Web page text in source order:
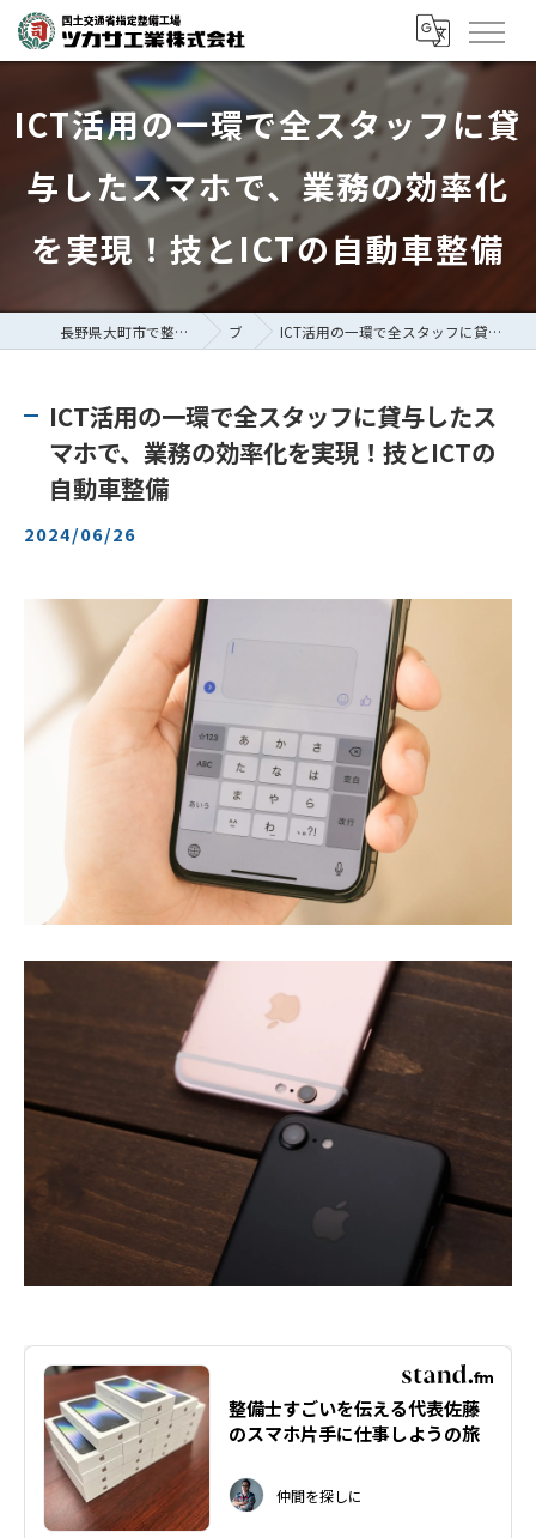
ICT活用の一環で全スタッフに貸
与したスマホで、業務の効率化
を実現！技とICTの自動車整備
長野県大町市で整備士の求人ならツカサ工業株式会社 ブログ ICT活用の一環で全スタッフに貸与したスマホで、業務の効率化を実現！技とICTの自動車整備
ICT活用の一環で全スタッフに貸与したス
マホで、業務の効率化を実現！技とICTの
自動車整備
2024/06/26